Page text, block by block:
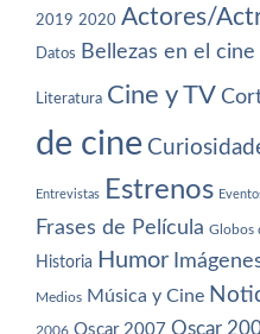
2019 2020 Actores/
Datos Bellezas en el cine
Literatura Cine y TV
de cine
Entrevistas Estrenos
Frases de Película Globos
Historia Humor
Medios Música y Cine
2006 Oscar 2007 Oscar